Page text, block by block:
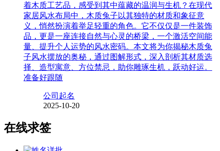
着木质工艺品，感受到其中蕴藏的温润与生机？在现代
家居风水布局中，木质兔子以其独特的材质和象征意
义，悄然扮演着举足轻重的角色。它不仅仅是一件装饰
品，更是一座连接自然与心灵的桥梁，一个激活空间能
量、提升个人运势的风水密码。本文将为你揭秘木质兔
子风水摆放的奥秘，通过图解形式，深入剖析其材质选
择、造型寓意、方位禁忌，助你雕琢生机，跃动好运。
准备好跟随
公司起名
2025-10-20
在线求签